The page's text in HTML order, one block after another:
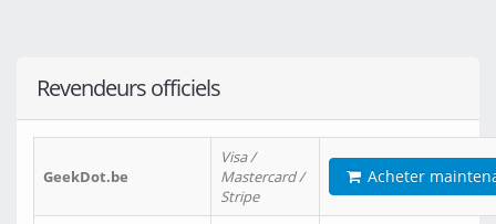
Revendeurs officiels
GeekDot.be
Visa /
Mastercard /
Stripe
Acheter